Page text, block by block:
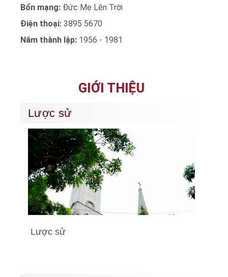
Bổn mạng: Đức Mẹ Lên Trời
Điện thoại: 3895 5670
Năm thành lập: 1956 - 1981
GIỚI THIỆU
Lược sử
Lược sử